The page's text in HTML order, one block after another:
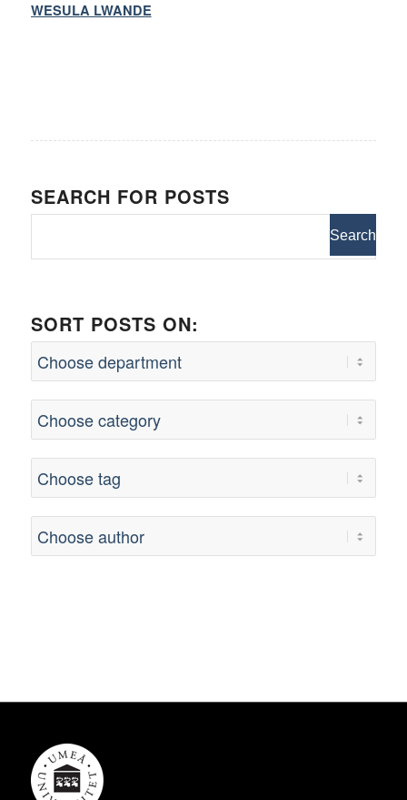
WESULA LWANDE
SEARCH FOR POSTS
SORT POSTS ON: